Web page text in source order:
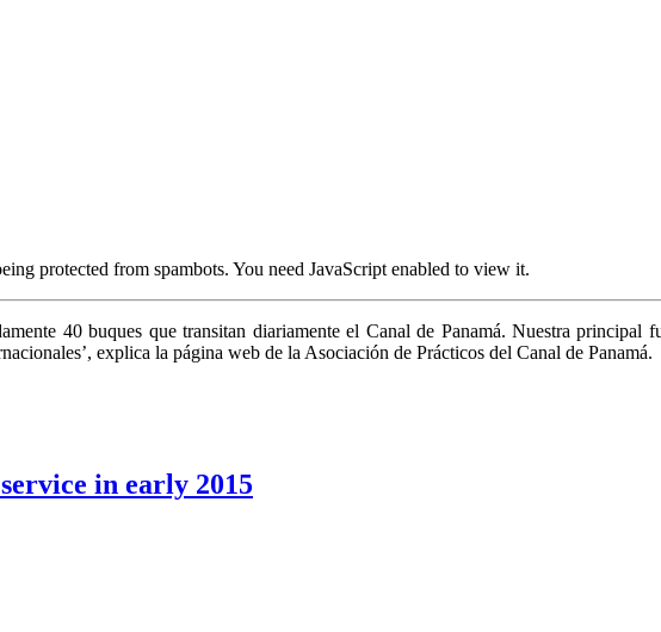
from spambots. You need JavaScript enabled to view it.
40 buques que transitan diariamente el Canal de Panamá. Nuestra principal
explica la página web de la Asociación de Prácticos del Canal de Panamá.
in early 2015